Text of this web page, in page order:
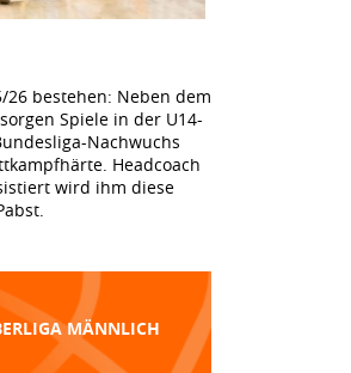
26 bestehen: Neben dem
Spiele in der U14-
Nachwuchs
Headcoach
wird ihm diese
MÄNNLICH